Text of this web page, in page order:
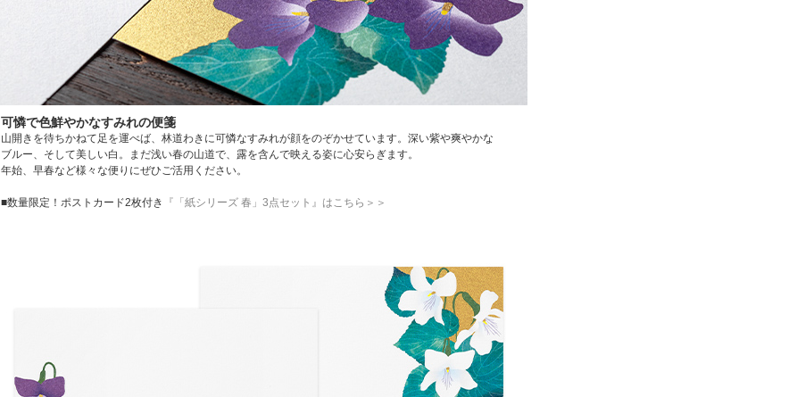
可憐で色鮮やかなすみれの便箋
山開きを待ちかねて足を運べば、林道わきに可憐なすみれが顔をのぞかせています。深い紫や爽やかな
ブルー、そして美しい白。まだ浅い春の山道で、露を含んで映える姿に心安らぎます。
年始、早春など様々な便りにぜひご活用ください。
■数量限定！ポストカード2枚付き 『「紙シリーズ 春」3点セット』はこちら＞＞